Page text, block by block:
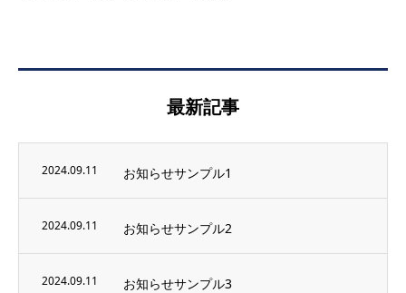
最新記事
2024.09.11 お知らせサンプル1
2024.09.11 お知らせサンプル2
2024.09.11 お知らせサンプル3